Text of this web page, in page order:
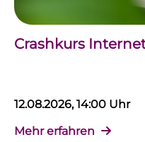
Crashkurs
12.08.2026, 14:00 Uhr
Mehr erfahren